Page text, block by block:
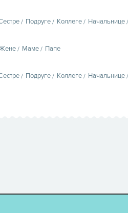
Подруге Коллеге Начальнице
Маме Папе
Подруге Коллеге Начальнице